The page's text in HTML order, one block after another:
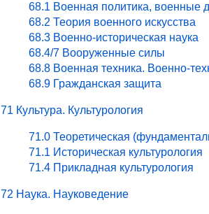
68.1 Военная политика, военные
68.2 Теория военного искусства
68.3 Военно-историческая наука
68.4/7 Вооруженные силы
68.8 Военная техника. Военно-
68.9 Гражданская защита
71 Культура. Культурология
71.0 Теоретическая
71.1 Историческая культурология
71.4 Прикладная культурология
72 Наука. Науковедение